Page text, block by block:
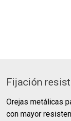
Fijación
Orejas metálicas
con mayor